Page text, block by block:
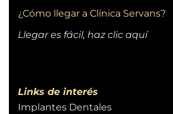
¿Cómo llegar a Clínica Servans?
Llegar es fácil, haz clic aquí
Links de interés
Implantes Dentales